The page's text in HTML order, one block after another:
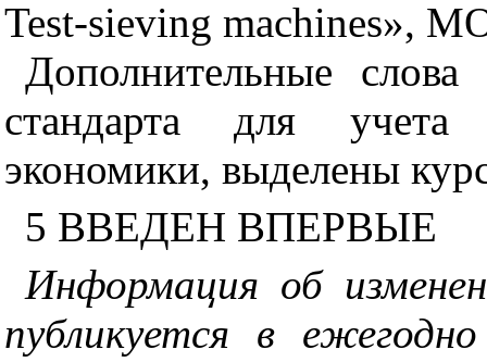
Test-sieving machines»,
Дополнительные
стандарта для учета
экономики, выделены
5 ВВЕДЕН ВПЕРВЫЕ
Информация об
публикуется в